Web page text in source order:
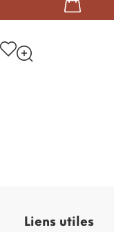
Liens utiles